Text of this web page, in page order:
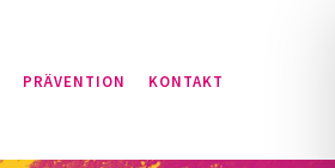
PRÄVENTION KONTAKT